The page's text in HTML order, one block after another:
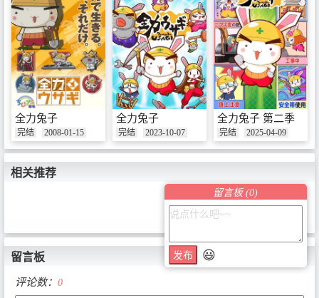
全力兔子
完结 2008-01-15
全力兔子
完结 2023-10-07
全力兔子 第二季
完结 2025-04-09
相关推荐
留言板
评论数： 0
留言板 (0)
发布 😃